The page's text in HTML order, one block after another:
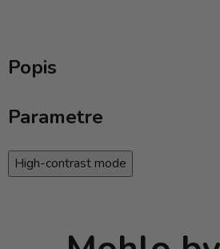
Popis
Parametre
High-contrast mode